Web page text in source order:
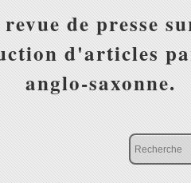
de presse
d'articles
anglo-saxonne.